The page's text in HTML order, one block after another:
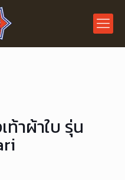
ท้าผ้าใบ รุ่น